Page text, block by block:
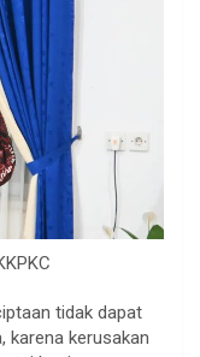
tidak dapat
karena kerusakan